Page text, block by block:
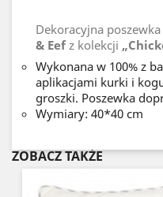
Dekoracyjna
& Eefz kolekcji
Wykonana w 100% z
aplikacjami kurki i
groszki. Poszewka
Wymiary: 40*40 cm
ZOBACZ TAKŻE